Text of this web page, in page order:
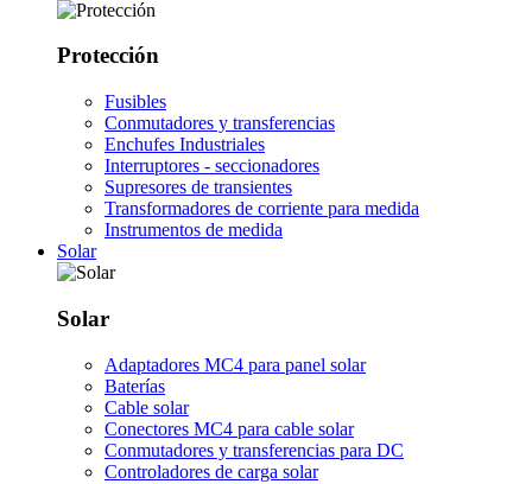
Protección
Fusibles
Conmutadores y transferencias
Enchufes Industriales
Interruptores - seccionadores
Supresores de transientes
Transformadores de corriente para medida
Instrumentos de medida
Solar
Solar
Adaptadores MC4 para panel solar
Baterías
Cable solar
Conectores MC4 para cable solar
Conmutadores y transferencias para DC
Controladores de carga solar